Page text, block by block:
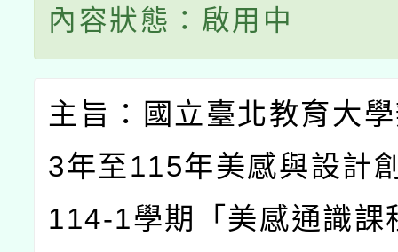
內容狀態：啟用中
主旨：國立臺北教育大
3年至115年美感與設計
114-1學期「美感通識課